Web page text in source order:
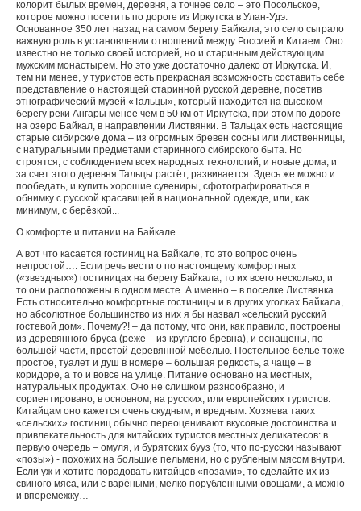
колорит былых времен, деревня, а точнее село – это Посольское,
которое можно посетить по дороге из Иркутска в Улан-Удэ.
Основанное 350 лет назад на самом берегу Байкала, это село сыграло
важную роль в установлении отношений между Россией и Китаем. Оно
известно не только своей историей, но и старинным действующим
мужским монастырем. Но это уже достаточно далеко от Иркутска. И,
тем ни менее, у туристов есть прекрасная возможность составить себе
представление о настоящей старинной русской деревне, посетив
этнографический музей «Тальцы», который находится на высоком
берегу реки Ангары менее чем в 50 км от Иркутска, при этом по дороге
на озеро Байкал, в направлении Листвянки. В Тальцах есть настоящие
старые сибирские дома – из огромных бревен сосны или лиственницы,
с натуральными предметами старинного сибирского быта. Но
строятся, с соблюдением всех народных технологий, и новые дома, и
за счет этого деревня Тальцы растёт, развивается. Здесь же можно и
пообедать, и купить хорошие сувениры, сфотографироваться в
обнимку с русской красавицей в национальной одежде, или, как
минимум, с берёзкой...
О комфорте и питании на Байкале
А вот что касается гостиниц на Байкале, то это вопрос очень
непростой…. Если речь вести о по настоящему комфортных
(«звездных») гостиницах на берегу Байкала, то их всего несколько, и
то они расположены в одном месте. А именно – в поселке Листвянка.
Есть относительно комфортные гостиницы и в других уголках Байкала,
но абсолютное большинство из них я бы назвал «сельский русский
гостевой дом». Почему?! – да потому, что они, как правило, построены
из деревянного бруса (реже – из круглого бревна), и оснащены, по
большей части, простой деревянной мебелью. Постельное белье тоже
простое, туалет и душ в номере – большая редкость, а чаще – в
коридоре, а то и вовсе на улице. Питание основано на местных,
натуральных продуктах. Оно не слишком разнообразно, и
сориентировано, в основном, на русских, или европейских туристов.
Китайцам оно кажется очень скудным, и вредным. Хозяева таких
«сельских» гостиниц обычно переоценивают вкусовые достоинства и
привлекательность для китайских туристов местных деликатесов: в
первую очередь – омуля, и бурятских бууз (то, что по-русски называют
«позы») - похожих на большие пельмени, но с рубленым мясом внутри.
Если уж и хотите порадовать китайцев «позами», то сделайте их из
свиного мяса, или с варёными, мелко порубленными овощами, а можно
и вперемежку…